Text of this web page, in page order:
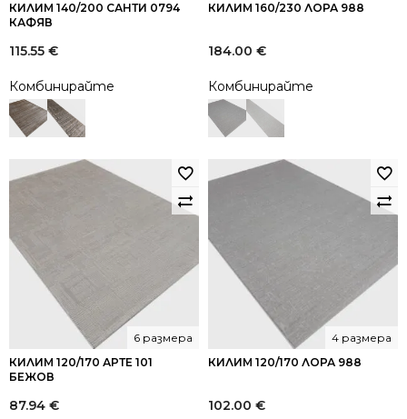
КИЛИМ 140/200 САНТИ 0794
КАФЯВ
115.55 €
Комбинирайте
КИЛИМ 160/230 ЛОРА 988
184.00 €
Комбинирайте
КИЛИМ 120/170 АРТЕ 101
БЕЖОВ
6 размера
87.94 €
КИЛИМ 120/170 ЛОРА 988
4 размера
102.00 €